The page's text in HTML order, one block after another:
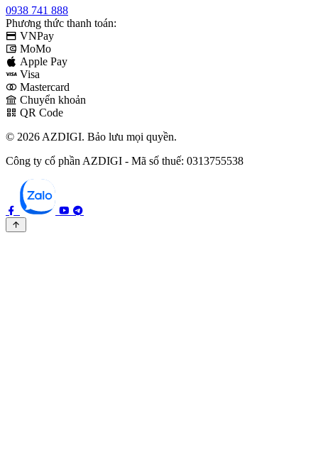
0938 741 888
Phương thức thanh toán:
VNPay
MoMo
Apple Pay
Visa
Mastercard
Chuyển khoản
QR Code
© 2026 AZDIGI. Bảo lưu mọi quyền.
Công ty cổ phần AZDIGI - Mã số thuế: 0313755538